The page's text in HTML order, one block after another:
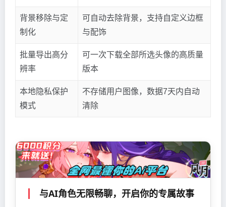
背景移除与定
制化
可自动去除背景，支持自定义边框
与配饰
批量导出高分
辨率
可一次下载全部所选头像的高质量
版本
本地隐私保护
模式
不存储用户图像，数据7天内自动
清除
与AI角色无限畅聊，开启你的专属故事